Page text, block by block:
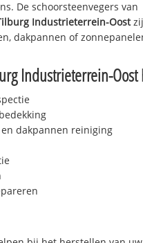
De schoorsteenvegers van
Industrieterrein-Oost
dakpannen of
Industrieterrein-Oost
dakpannen reiniging